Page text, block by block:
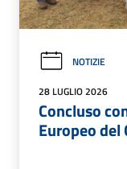
NOTIZIE
28 LUGLIO 2026
Concluso
Europeo